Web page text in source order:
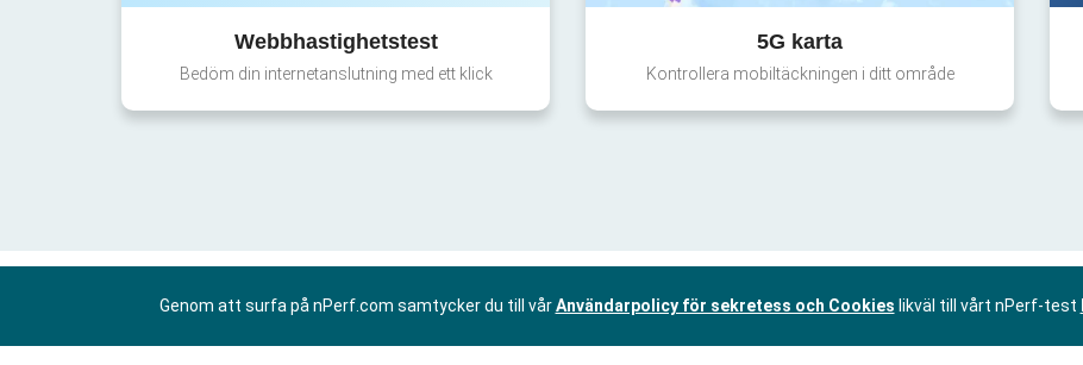
Webbhastighetstest
Bedöm din internetanslutning med ett klick
5G karta
Kontrollera mobiltäckningen i ditt område
Genom att surfa på nPerf.com samtycker du till vårAnvändarpolicy för sekretess och Cookies likväl till vårt nPerf-test